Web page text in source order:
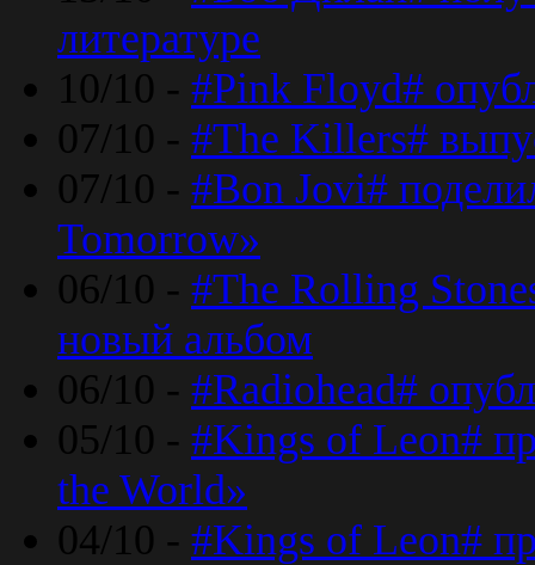
литературе
10/10 - #Pink Floyd#
07/10 - #The Killers#
07/10 - #Bon Jovi#
Tomorrow»
06/10 - #The Rolling
новый альбом
06/10 - #Radiohead#
05/10 - #Kings of Leon#
the World»
04/10 - #Kings of Leon#